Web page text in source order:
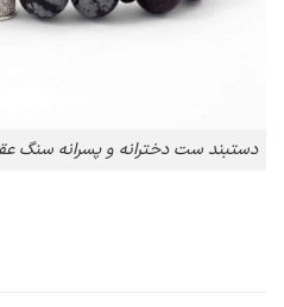
دستبند ست دخترانه و پسرانه سنگ